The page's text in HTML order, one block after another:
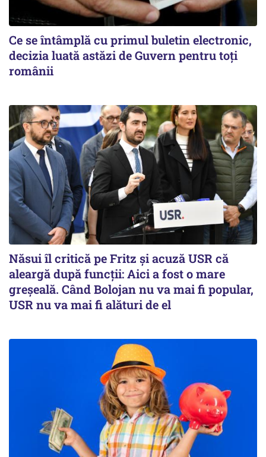
Ce se întâmplă cu primul buletin electronic,
decizia luată astăzi de Guvern pentru toți
românii
Năsui îl critică pe Fritz și acuză USR că
aleargă după funcții: Aici a fost o mare
greșeală. Când Bolojan nu va mai fi popular,
USR nu va mai fi alături de el